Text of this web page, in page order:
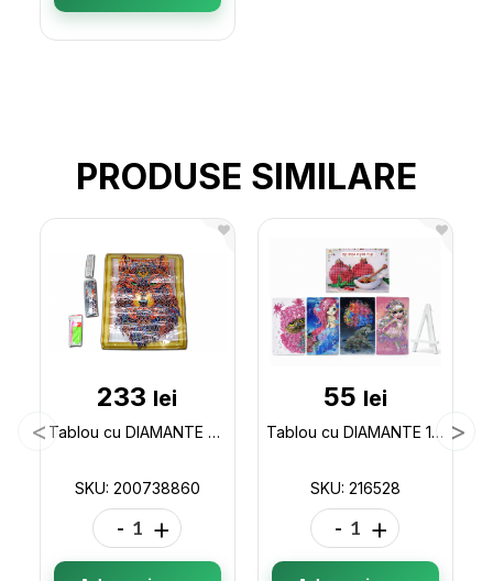
PRODUSE SIMILARE
233 lei
Tablou cu DIAMANTE 5D (lup) 028 200738860
SKU: 200738860
- +
55 lei
Tablou cu DIAMANTE 15*20cm (ML19-5/25-6) trepied 216528
SKU: 216528
- +